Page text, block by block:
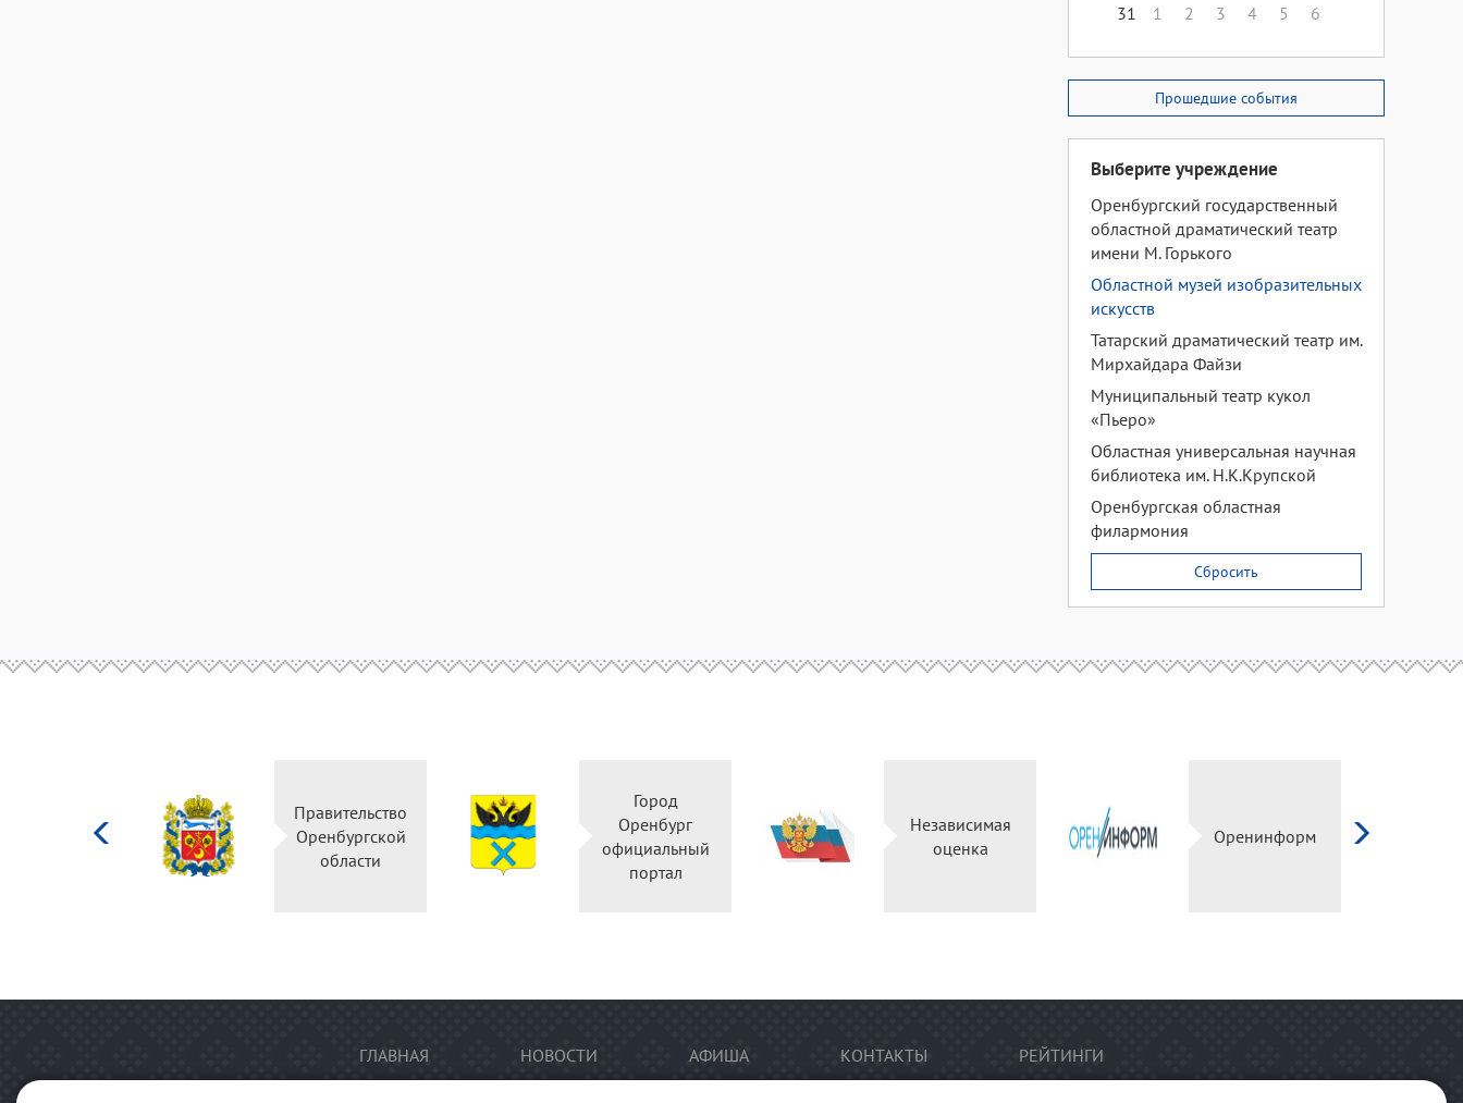
31
1 2 3 4 5 6
Прошедшие события
Выберите учреждение
Оренбургский государственный
областной драматический театр
имени М. Горького
Областной музей изобразительных
искусств
Татарский драматический театр им.
Мирхайдара Файзи
Муниципальный театр кукол
«Пьеро»
Областная универсальная научная
библиотека им. Н.К.Крупской
Оренбургская областная
филармония
Сбросить
Правительство
Оренбургской
области
Город
Оренбург
официальный
портал
Независимая
оценка
Оренинформ
ГЛАВНАЯ НОВОСТИ АФИША КОНТАКТЫ РЕЙТИНГИ